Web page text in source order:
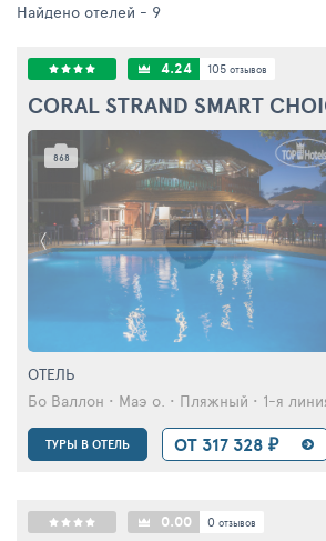
Найдено отелей - 9
868
4.24 105 отзывов
CORAL STRAND SMART
ОТЕЛЬ
Бо Валлон • Маэ о. • Пляжный • 1-я
ТУРЫ В ОТЕЛЬ ОТ 317 328 ₽
0.00 0 отзывов